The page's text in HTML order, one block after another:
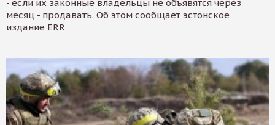
- если их законные владельцы не объявятся через
месяц - продавать. Об этом сообщает эстонское
издание ERR